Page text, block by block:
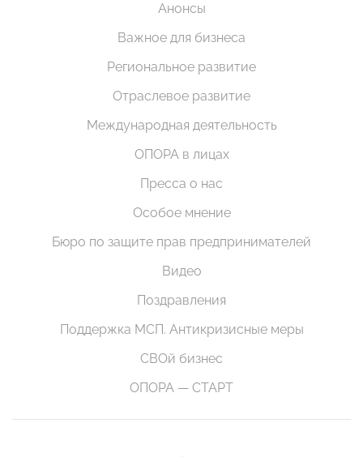
Анонсы
Важное для бизнеса
Региональное развитие
Отраслевое развитие
Международная деятельность
ОПОРА в лицах
Пресса о нас
Особое мнение
Бюро по защите прав предпринимателей
Видео
Поздравления
Поддержка МСП. Антикризисные меры
СВОй бизнес
ОПОРА — СТАРТ